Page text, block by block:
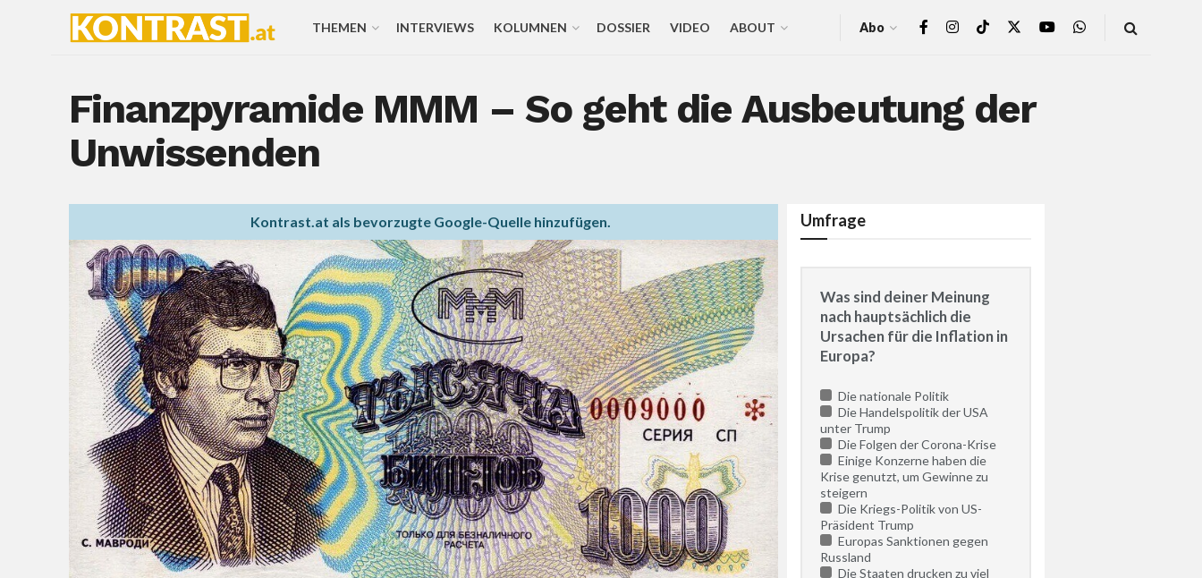
THEMEN INTERVIEWS KOLUMNEN DOSSIER VIDEO ABOUT Abo
Finanzpyramide MMM – So geht die Ausbeutung der
Unwissenden
Kontrast.at als bevorzugte Google-Quelle hinzufügen. Umfrage
Was sind deiner Meinung
nach hauptsächlich die
Ursachen für die Inflation in
Europa?
Die nationale Politik
Die Handelspolitik der USA
unter Trump
Die Folgen der Corona-Krise
Einige Konzerne haben die
Krise genutzt, um Gewinne zu
steigern
Die Kriegs-Politik von US-
Präsident Trump
Europas Sanktionen gegen
Russland
Die Staaten drucken zu viel